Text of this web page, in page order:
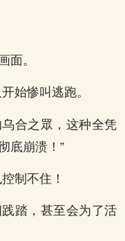
面。
始惨叫逃跑。
合之眾，这种全凭
底崩溃！”
制不住！
踏，甚至会为了活